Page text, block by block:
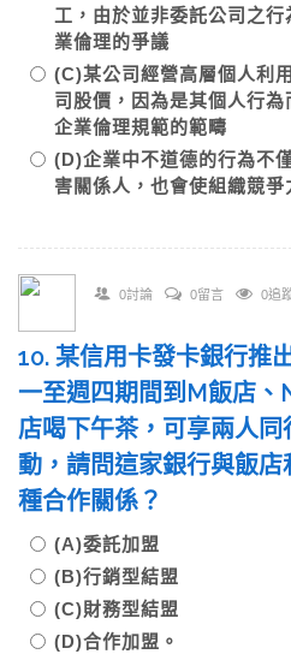
工，由於並非委託公司之
業倫理的爭議
(C)某公司經營高層個人利
司股價，因為是其個人行
企業倫理規範的範疇
(D)企業中不道德的行為不
害關係人，也會使組織競爭
0討論 0留言 0追
10. 某信用卡發卡銀行推
一至週四期間到M飯店
店喝下午茶，可享兩人
動，請問這家銀行與飯
種合作關係？
(A)委託加盟
(B)行銷型結盟
(C)財務型結盟
(D)合作加盟。